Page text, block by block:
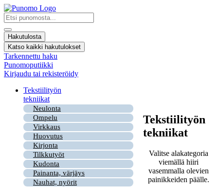
Mene
sisältöön
Search
...
Hakutulosta
Katso kaikki hakutulokset
Tarkennettu haku
Punomoputiikki
Kirjaudu tai rekisteröidy
Tekstiilityön
tekniikat
Neulonta
Ompelu
Virkkaus
Huovutus
Kirjonta
Tilkkutyöt
Kudonta
Painanta, värjäys
Nauhat, nyörit
Tekstiilityön
tekniikat
Valitse alakategoria
viemällä hiiri
vasemmalla olevien
painikkeiden päälle.